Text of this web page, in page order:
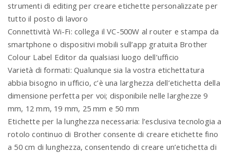
strumenti di editing per creare etichette personalizzate per
tutto il posto di lavoro
Connettività Wi-Fi: collega il VC-500W al router e stampa da
smartphone o dispositivi mobili sull’app gratuita Brother
Colour Label Editor da qualsiasi luogo dell’ufficio
Varietà di formati: Qualunque sia la vostra etichettatura
abbia bisogno in ufficio, c’è una larghezza dell’etichetta della
dimensione perfetta per voi; disponibile nelle larghezze 9
mm, 12 mm, 19 mm, 25 mm e 50 mm
Etichette per la lunghezza necessaria: l’esclusiva tecnologia a
rotolo continuo di Brother consente di creare etichette fino
a 50 cm di lunghezza, consentendo di creare un’etichetta di